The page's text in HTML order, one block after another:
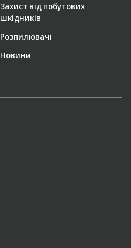
Захист від побутових
шкідників
Розпилювачі
Новини